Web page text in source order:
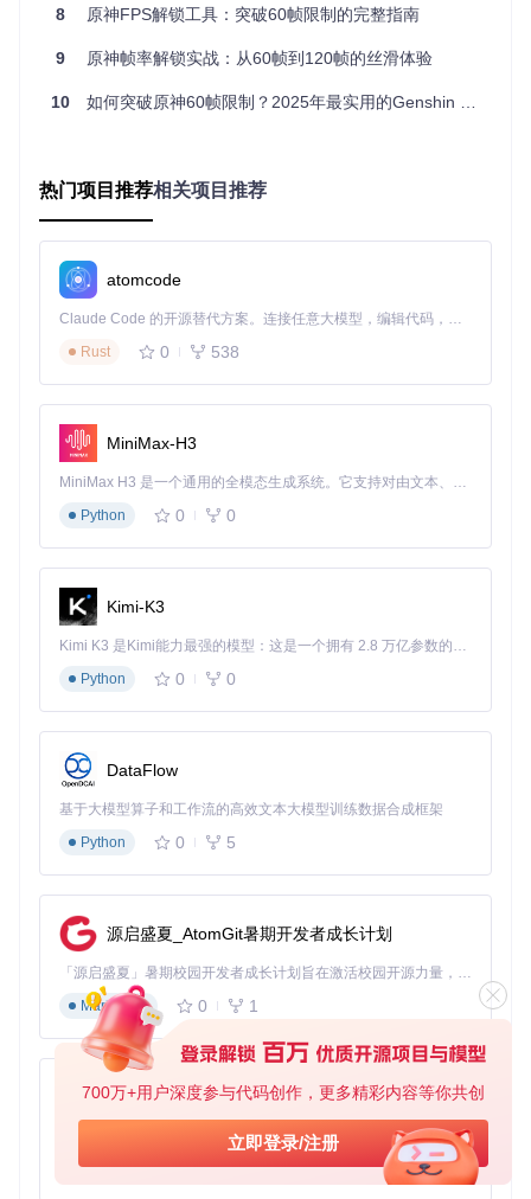
700万+用户深度参与代码创作，更多精彩内容等你共创
立即登录/注册
用。这种方式无需任何编程知识，适合大多数玩家。下载完成
具。
方案二：源码编译（适合技术爱好者）
Windows环境：
克隆仓库：
ors/ge/genshin-fps-unlock
选择"发布"选项，配置目标平台后点击生成
sudo apt instal
l dotnet-sdk-8.0 mingw-w64
克隆仓库：
ors/ge/genshin-fps-unlock
进入项目目录，执行make命令：
方案三：Docker容器化部署（适合开发者）
对于希望在隔离环境中运行或进行二次开发的用户，Docker部
署提供了便利：
安装Docker Desktop并启动服务
克隆仓库后进入项目目录
知识点卡片
部署门槛
署（高）
所需工具 ：编译版本（无）、源码编译（VS2022/.NET SD
硬件适配检测：你的设备能跑多高帧率？
在开始使用帧率解锁工具前，了解你的硬件能力至关重要。帧
率提升虽然能带来更流畅的体验，但也会增加硬件负担，尤其
是显卡和CPU的占用率。以下是不同硬件配置的帧率建议：
硬件配置
推荐帧
率
注意事项
入门配置（GTX 1050Ti/i
5-7500）
75-90
帧
建议降低部分画质
设置
8 原神FPS解锁工具：突破60帧限制的完整指南
9 原神帧率解锁实战：从60帧到120帧的丝滑体验
10 如何突破原神60帧限制？2025年最实用的Genshin FPS Unlocker工具全攻略
热门项目推荐相关项目推荐
atomcode
Claude Code 的开源替代方案。连接任意大模型，编辑代码，运行命令，自动验证 — 全自动执行。用 Rust 构建，极致性能。 ｜ An open-source alternative to Claude Code. Connect any LLM, edit code, run commands, and verify changes — autonomously. Built in Rust for speed. Get Started
Rust
0 538
MiniMax-H3
MiniMax H3 是一个通用的全模态生成系统。它支持对由文本、图像、视频和音频组成的多模态上下文进行统一理解，并能生成分辨率高达 2K、时长可达 15 秒的带原生立体声音频的视频。得益于面向任务泛化的系统设计，H3 在预训练阶段就已具备广泛的多模态上下文理解与生成能力，能够出色地执行复杂的多模态指令。
Python
0 0
Kimi-K3
Kimi K3 是Kimi能力最强的模型：这是一个拥有 2.8 万亿参数的混合专家（MoE）模型，具备原生视觉理解能力，并支持 100 万 token 的上下文窗口。
Python
0 0
DataFlow
基于大模型算子和工作流的高效文本大模型训练数据合成框架
Python
0 5
源启盛夏_AtomGit暑期开发者成长计划
「源启盛夏」暑期校园开发者成长计划旨在激活校园开源力量，通过积分激励、认证扶持、资源倾斜等形式，引导高校组织和开发者完成「入驻 — 建项目 — 做贡献 — 获认证 — 得资源」的完整闭环。无论你是想带领社团入驻平台的组织者，还是希望用代码贡献证明自己的开发者，都能在这里找到属于你的成长路径。
Markdown
0 1
py-xiaozhi
基于Python的Xiaozhi AI，适用于想要完整Xiaozhi体验而无需拥有专用硬件的用户。
Python
0 1